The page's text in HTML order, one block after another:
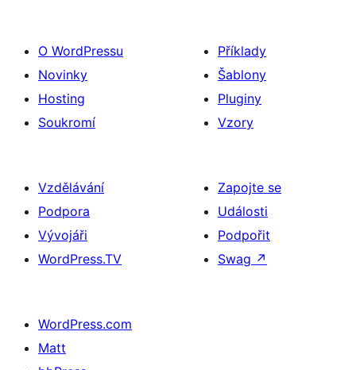
O WordPressu
Novinky
Hosting
Soukromí
Příklady
Šablony
Pluginy
Vzory
Vzdělávání
Podpora
Vývojáři
WordPress.TV
Zapojte se
Události
Podpořit
Swag ↗
WordPress.com
Matt